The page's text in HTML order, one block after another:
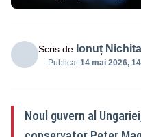
Scris de Ionuț Nichita
Publicat:14 mai 2026,
Noul guvern al